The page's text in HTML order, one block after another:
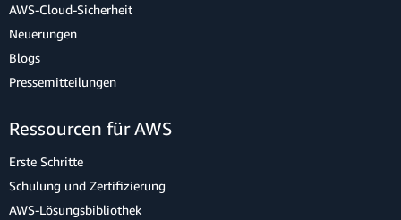
AWS-Cloud-Sicherheit
Neuerungen
Blogs
Pressemitteilungen
Ressourcen für AWS
Erste Schritte
Schulung und Zertifizierung
AWS-Lösungsbibliothek